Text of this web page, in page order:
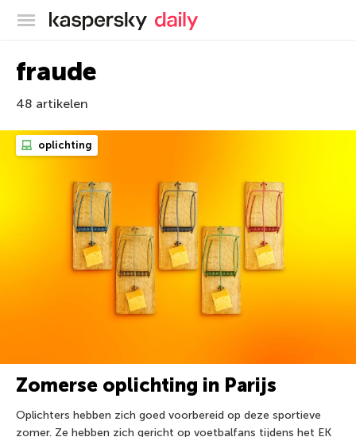
Kaspersky official blog
fraude
48 artikelen
oplichting
Zomerse oplichting in Parijs
Oplichters hebben zich goed voorbereid op deze sportieve
zomer. Ze hebben zich gericht op voetbalfans tijdens het EK